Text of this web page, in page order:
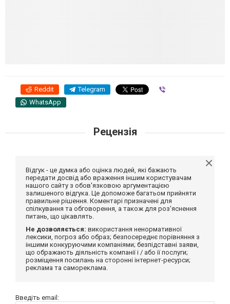
Reddit Telegram
WhatsApp
Рецензія
Відгук - це думка або оцінка людей, які бажають
передати досвід або враження іншим користувачам
нашого сайту з обов'язковою аргументацією
залишеного відгука. Це допоможе багатьом прийняти
правильне рішення. Коментарі призначені для
спілкування та обговорення, а також для роз'яснення
питань, що цікавлять.
Не дозволяється: використання ненормативної
лексики, погроз або образ; безпосереднє порівняння з
іншими конкуруючими компаніями; безпідставні заяви,
що ображають діяльність компанії і / або її послуги;
розміщення посилань на сторонні інтернет-ресурси;
реклама та самореклама.
Введіть email: